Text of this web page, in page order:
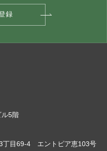
ル5階
丁目69-4 エントピア恵103号